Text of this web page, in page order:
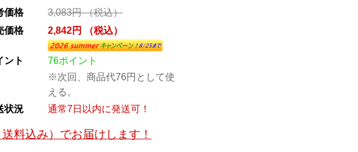
価格
3,083円 （税込）
価格
2,842円 （税込）
ント
76ポイント
※次回、商品代76円として使
える。
状況
通常7日以内に発送可！
料込み）でお届けします！